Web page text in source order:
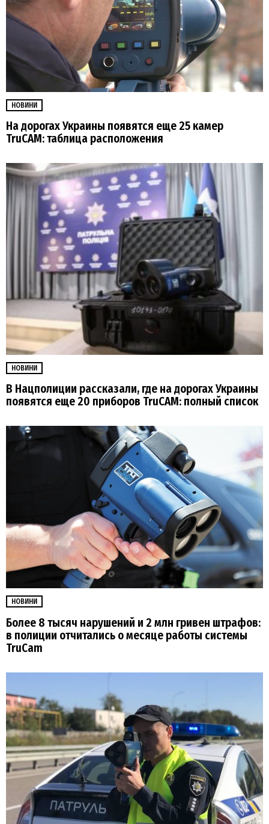
НОВИНИ
На дорогах Украины появятся еще 25 камер
TruCAM: таблица расположения
НОВИНИ
В Нацполиции рассказали, где на дорогах Украины
появятся еще 20 приборов TruCAM: полный список
НОВИНИ
Более 8 тысяч нарушений и 2 млн гривен штрафов:
в полиции отчитались о месяце работы системы
TruCam